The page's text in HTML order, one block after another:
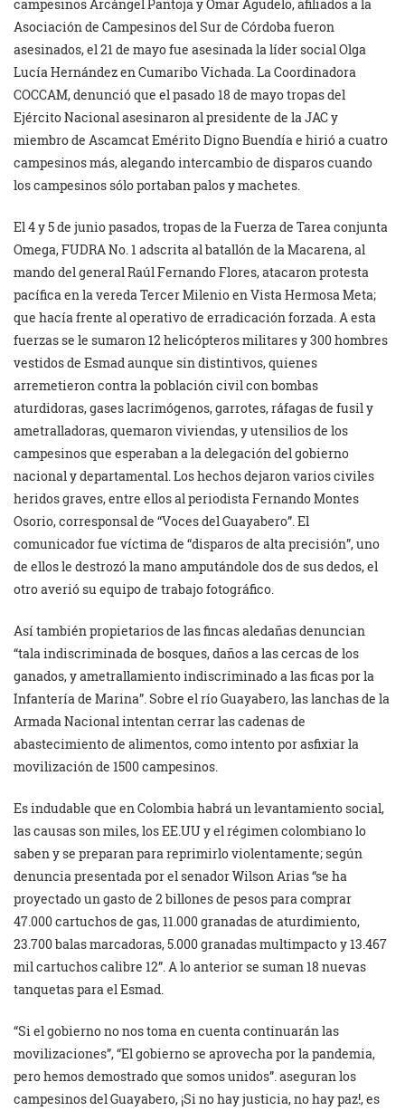
campesinos Arcángel Pantoja y Omar Agudelo, afiliados a la
Asociación de Campesinos del Sur de Córdoba fueron
asesinados, el 21 de mayo fue asesinada la líder social Olga
Lucía Hernández en Cumaribo Vichada. La Coordinadora
COCCAM, denunció que el pasado 18 de mayo tropas del
Ejército Nacional asesinaron al presidente de la JAC y
miembro de Ascamcat Emérito Digno Buendía e hirió a cuatro
campesinos más, alegando intercambio de disparos cuando
los campesinos sólo portaban palos y machetes.
El 4 y 5 de junio pasados, tropas de la Fuerza de Tarea conjunta
Omega, FUDRA No. 1 adscrita al batallón de la Macarena, al
mando del general Raúl Fernando Flores, atacaron protesta
pacífica en la vereda Tercer Milenio en Vista Hermosa Meta;
que hacía frente al operativo de erradicación forzada. A esta
fuerzas se le sumaron 12 helicópteros militares y 300 hombres
vestidos de Esmad aunque sin distintivos, quienes
arremetieron contra la población civil con bombas
aturdidoras, gases lacrimógenos, garrotes, ráfagas de fusil y
ametralladoras, quemaron viviendas, y utensilios de los
campesinos que esperaban a la delegación del gobierno
nacional y departamental. Los hechos dejaron varios civiles
heridos graves, entre ellos al periodista Fernando Montes
Osorio, corresponsal de “Voces del Guayabero”. El
comunicador fue víctima de “disparos de alta precisión”, uno
de ellos le destrozó la mano amputándole dos de sus dedos, el
otro averió su equipo de trabajo fotográfico.
Así también propietarios de las fincas aledañas denuncian
“tala indiscriminada de bosques, daños a las cercas de los
ganados, y ametrallamiento indiscriminado a las ficas por la
Infantería de Marina”. Sobre el río Guayabero, las lanchas de la
Armada Nacional intentan cerrar las cadenas de
abastecimiento de alimentos, como intento por asfixiar la
movilización de 1500 campesinos.
Es indudable que en Colombia habrá un levantamiento social,
las causas son miles, los EE.UU y el régimen colombiano lo
saben y se preparan para reprimirlo violentamente; según
denuncia presentada por el senador Wilson Arias “se ha
proyectado un gasto de 2 billones de pesos para comprar
47.000 cartuchos de gas, 11.000 granadas de aturdimiento,
23.700 balas marcadoras, 5.000 granadas multimpacto y 13.467
mil cartuchos calibre 12”. A lo anterior se suman 18 nuevas
tanquetas para el Esmad.
“Si el gobierno no nos toma en cuenta continuarán las
movilizaciones”, “El gobierno se aprovecha por la pandemia,
pero hemos demostrado que somos unidos”. aseguran los
campesinos del Guayabero, ¡Si no hay justicia, no hay paz!, es